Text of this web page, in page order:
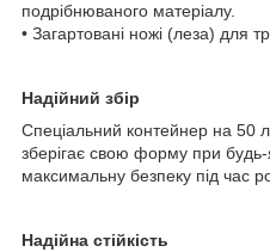
подрібнюваного матеріалу.
• Загартовані ножі (леза) для
Надійний збір
Спеціальний контейнер на 50
зберігає свою форму при
максимальну безпеку під час
Надійна стійкість